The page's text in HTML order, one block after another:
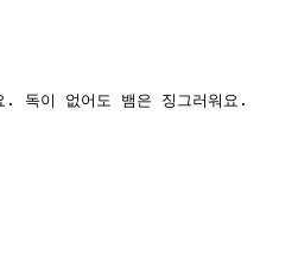
. 독이 없어도 뱀은 징그러워요.